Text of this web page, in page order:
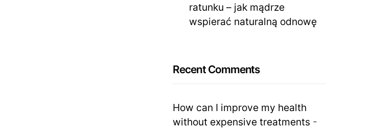
ratunku – jak mądrze
wspierać naturalną odnowę
Recent Comments
How can I improve my health
without expensive treatments -